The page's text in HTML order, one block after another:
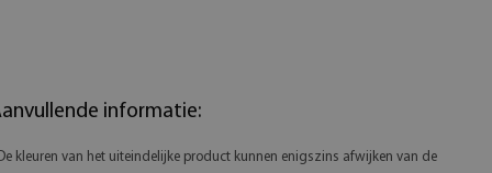
informatie:
kleuren van het uiteindelijke product kunnen enigszins afwijken van de